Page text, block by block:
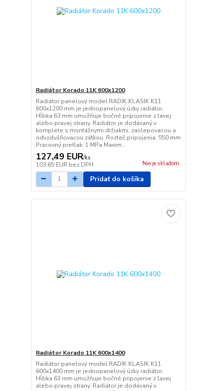
Radiátor Korado 11K 600x1200
Radiátor panelový model RADIK KLASIK K11
600x1200 mm je jednopanelový úzky radiátor.
Hĺbka 63 mm umožňuje bočné pripojenie z ľavej
alebo pravej strany. Radiátor je dodávaný v
komplete s montážnymi držiakmi, zaslepovacou a
odvzdušňovacou zátkou. Rozteč pripojenia: 550 mm
Pracovný pretlak: 1 MPa Maxim...
127,49 EUR/ks
103,65 EUR bez DPH Nie je skladom
Pridať do košíka
Radiátor Korado 11K 600x1400
Radiátor panelový model RADIK KLASIK K11
600x1400 mm je jednopanelový úzky radiátor.
Hĺbka 63 mm umožňuje bočné pripojenie z ľavej
alebo pravej strany. Radiátor je dodávaný v